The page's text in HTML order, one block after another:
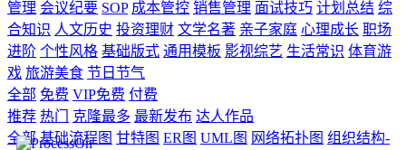
管理 会议纪要 SOP 成本管控 销售管理 面试技巧 计划总结 综
合知识 人文历史 投资理财 文学名著 亲子家庭 心理成长 职场
进阶 个性风格 基础版式 通用模板 影视综艺 生活常识 体育游
戏 旅游美食 节日节气
全部 免费 VIP免费 付费
推荐 热门 克隆最多 最新发布 达人作品
全部 基础流程图 甘特图 ER图 UML图 网络拓扑图 组织结构-